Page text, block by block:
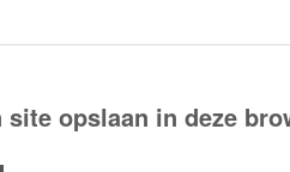
opslaan in deze